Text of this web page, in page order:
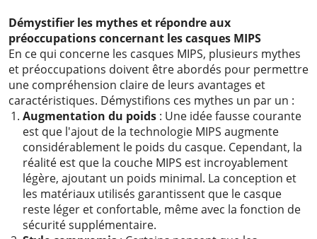
Démystifier les mythes et répondre aux
préoccupations concernant les casques MIPS
En ce qui concerne les casques MIPS, plusieurs mythes
et préoccupations doivent être abordés pour permettre
une compréhension claire de leurs avantages et
caractéristiques. Démystifions ces mythes un par un :
Augmentation du poids : Une idée fausse courante
est que l'ajout de la technologie MIPS augmente
considérablement le poids du casque. Cependant, la
réalité est que la couche MIPS est incroyablement
légère, ajoutant un poids minimal. La conception et
les matériaux utilisés garantissent que le casque
reste léger et confortable, même avec la fonction de
sécurité supplémentaire.